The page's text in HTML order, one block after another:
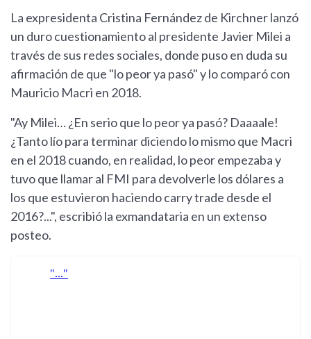
La expresidenta Cristina Fernández de Kirchner lanzó
un duro cuestionamiento al presidente Javier Milei a
través de sus redes sociales, donde puso en duda su
afirmación de que "lo peor ya pasó" y lo comparó con
Mauricio Macri en 2018.
"Ay Milei… ¿En serio que lo peor ya pasó? Daaaale!
¿Tanto lío para terminar diciendo lo mismo que Macri
en el 2018 cuando, en realidad, lo peor empezaba y
tuvo que llamar al FMI para devolverle los dólares a
los que estuvieron haciendo carry trade desde el
2016?...", escribió la exmandataria en un extenso
posteo.